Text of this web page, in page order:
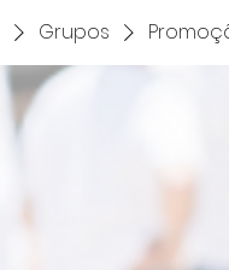
Grupos